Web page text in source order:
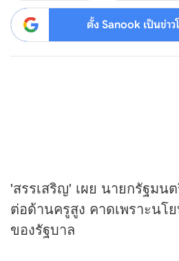
ตั้ง Sanook เป็นข่า
'สรรเสริญ' เผย นายกรัฐมน
ต่อด้านครูสูง คาดเพราะนโ
ของรัฐบาล